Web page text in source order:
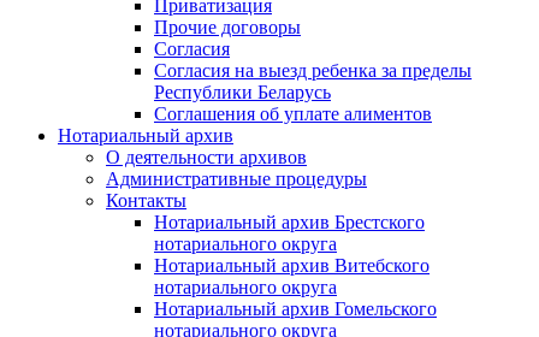
Приватизация
Прочие договоры
Согласия
Согласия на выезд ребенка за пределы
Республики Беларусь
Соглашения об уплате алиментов
Нотариальный архив
О деятельности архивов
Административные процедуры
Контакты
Нотариальный архив Брестского
нотариального округа
Нотариальный архив Витебского
нотариального округа
Нотариальный архив Гомельского
нотариального округа